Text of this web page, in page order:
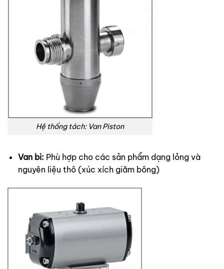
Hệ thống tách: Van Piston
Van bi: Phù hợp cho các sản phẩm dạng lỏng và
nguyên liệu thô (xúc xích giăm bông)